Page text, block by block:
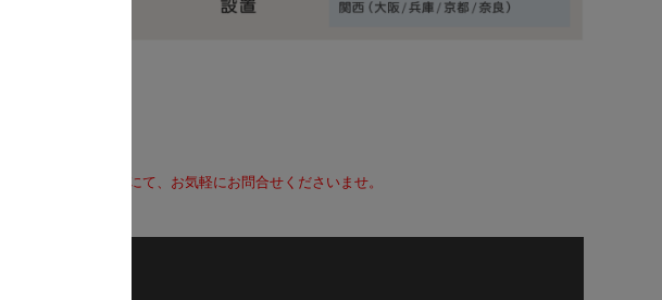
い）
）
）またはメールにて、お気軽にお問合せくださいませ。